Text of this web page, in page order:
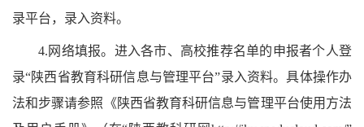
录平台，录入资料。
4. 网络填报。进入各市、高校推荐名单的申报者个人登
录“陕西省教育科研信息与管理平台”录入资料。具体操作办
法和步骤请参照《陕西省教育科研信息与管理平台使用方法